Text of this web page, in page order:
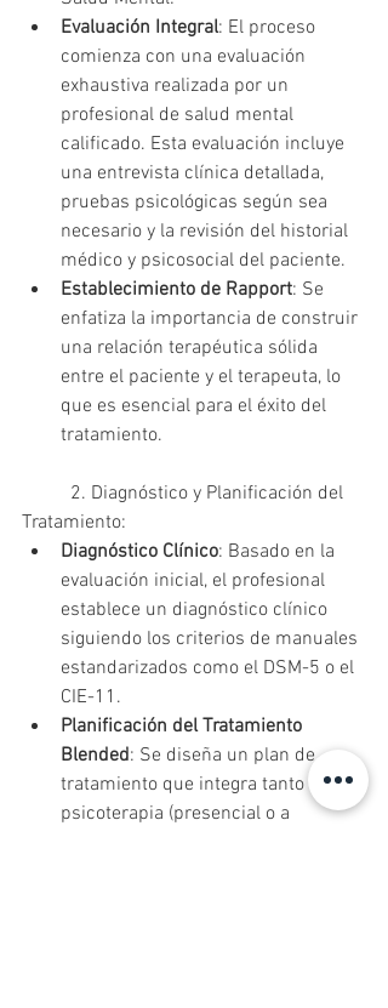
Evaluación Integral: El proceso
comienza con una evaluación
exhaustiva realizada por un
profesional de salud mental
calificado. Esta evaluación incluye
una entrevista clínica detallada,
pruebas psicológicas según sea
necesario y la revisión del historial
médico y psicosocial del paciente.
Establecimiento de Rapport: Se
enfatiza la importancia de construir
una relación terapéutica sólida
entre el paciente y el terapeuta, lo
que es esencial para el éxito del
tratamiento.
Tratamiento:
Diagnóstico Clínico: Basado en la
evaluación inicial, el profesional
establece un diagnóstico clínico
siguiendo los criterios de manuales
estandarizados como el DSM-5 o el
CIE-11.
Planificación del Tratamiento
Blended: Se diseña un plan de
tratamiento que integra tanto la
psicoterapia (presencial o a